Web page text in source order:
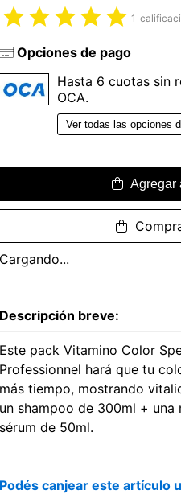
1
Opciones de pago
Hasta 6 cuotas sin
OCA.
Ver todas las opciones
Agregar
breve:
pack Vitamino Color
hará que tu
tiempo, mostrando
shampoo de 300ml + una
de 50ml.
canjear este artículo